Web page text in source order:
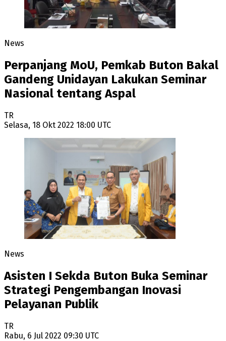
News
Perpanjang MoU, Pemkab Buton Bakal
Gandeng Unidayan Lakukan Seminar
Nasional tentang Aspal
TR
Selasa, 18 Okt 2022 18:00 UTC
News
Asisten I Sekda Buton Buka Seminar
Strategi Pengembangan Inovasi
Pelayanan Publik
TR
Rabu, 6 Jul 2022 09:30 UTC